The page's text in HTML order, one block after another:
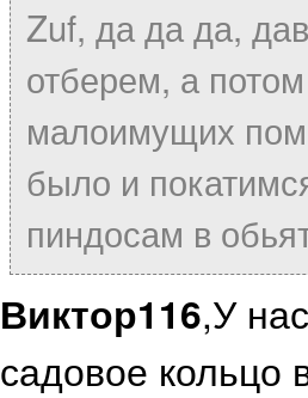
Zuf, да да да,
отберем, а
малоимущих
было и
пиндосам в
Виктор116,У
садовое кольцо